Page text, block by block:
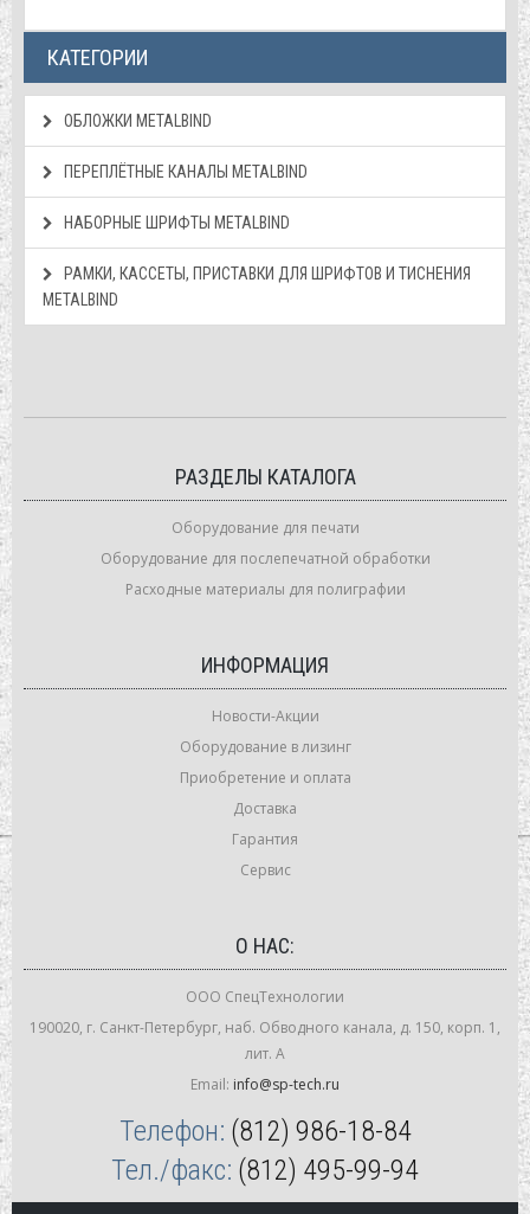
КАТЕГОРИИ
ОБЛОЖКИ METALBIND
ПЕРЕПЛЁТНЫЕ КАНАЛЫ METALBIND
НАБОРНЫЕ ШРИФТЫ METALBIND
РАМКИ, КАССЕТЫ, ПРИСТАВКИ ДЛЯ ШРИФТОВ И ТИСНЕНИЯ
METALBIND
РАЗДЕЛЫ КАТАЛОГА
Оборудование для печати
Оборудование для послепечатной обработки
Расходные материалы для полиграфии
ИНФОРМАЦИЯ
Новости-Акции
Оборудование в лизинг
Приобретение и оплата
Доставка
Гарантия
Сервис
О НАС:
ООО СпецТехнологии
190020, г. Санкт-Петербург, наб. Обводного канала, д. 150, корп. 1,
лит. А
Email: info@sp-tech.ru
Телефон: (812) 986-18-84
Тел./факс: (812) 495-99-94